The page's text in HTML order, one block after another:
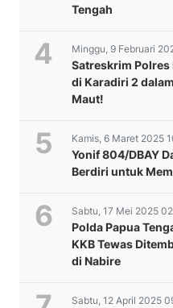
Tengah
Minggu, 9 Februari
Satreskrim Polres
di Karadiri 2
Maut!
Kamis, 6 Maret 2025
Yonif 804/DBAY
Berdiri untuk
Sabtu, 17 Mei 2025
Polda Papua
KKB Tewas
di Nabire
Sabtu, 12 April 2025